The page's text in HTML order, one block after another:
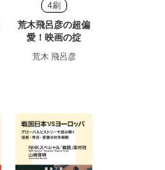
4刷
荒木飛呂彦の超偏
愛！映画の掟
荒木 飛呂彦